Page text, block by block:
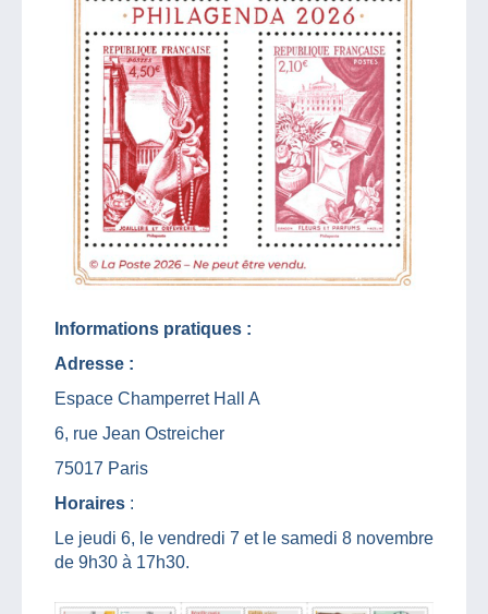
Informations pratiques :
Adresse :
Espace Champerret Hall A
6, rue Jean Ostreicher
75017 Paris
Horaires :
Le jeudi 6, le vendredi 7 et le samedi 8 novembre
de 9h30 à 17h30.